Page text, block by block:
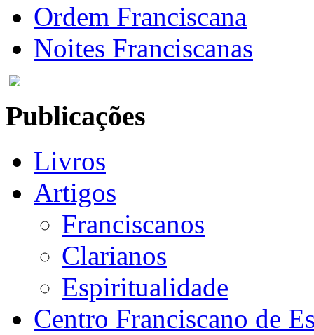
Ordem Franciscana
Noites Franciscanas
Publicações
Livros
Artigos
Franciscanos
Clarianos
Espiritualidade
Centro Franciscano de